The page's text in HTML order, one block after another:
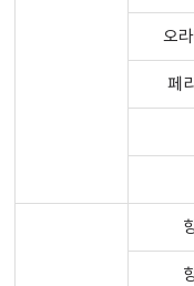
오
페